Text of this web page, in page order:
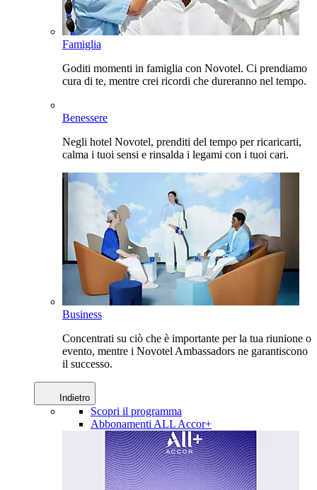
Famiglia
Goditi momenti in famiglia con Novotel. Ci prendiamo
cura di te, mentre crei ricordi che dureranno nel tempo.
Benessere
Negli hotel Novotel, prenditi del tempo per ricaricarti,
calma i tuoi sensi e rinsalda i legami con i tuoi cari.
Business
Concentrati su ciò che è importante per la tua riunione o
evento, mentre i Novotel Ambassadors ne garantiscono
il successo.
Indietro
Scopri il programma
Abbonamenti ALL Accor+